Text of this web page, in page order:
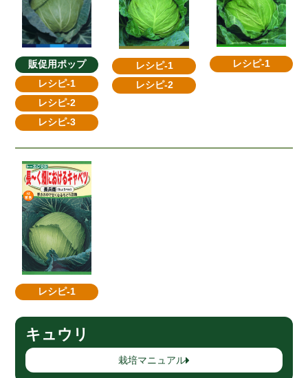
販促用ポップ
レシピ-1
レシピ-2
レシピ-3
レシピ-1
レシピ-2
レシピ-1
レシピ-1
キュウリ
栽培マニュアル